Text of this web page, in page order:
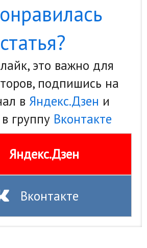
статья?
это важно для
подпишись на
в Яндекс.Дзен и
группу Вконтакте
Яндекс.Дзен
Вконтакте